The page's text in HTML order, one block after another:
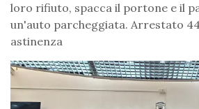
loro rifiuto, spacca il portone e il
un'auto parcheggiata. Arrestato
astinenza